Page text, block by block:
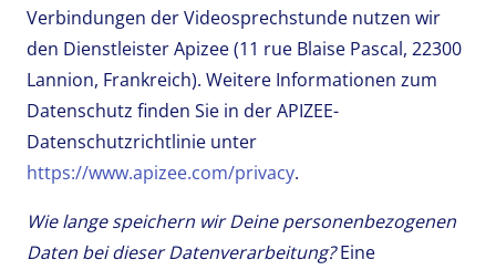
Verbindungen der Videosprechstunde nutzen wir
den Dienstleister Apizee (11 rue Blaise Pascal, 22300
Lannion, Frankreich). Weitere Informationen zum
Datenschutz finden Sie in der APIZEE-
Datenschutzrichtlinie unter
https://www.apizee.com/privacy.
Wie lange speichern wir Deine personenbezogenen
Daten bei dieser Datenverarbeitung?Eine